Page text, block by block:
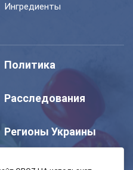
Ингредиенты
Политика
Расследования
Регионы Украины